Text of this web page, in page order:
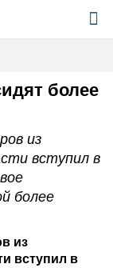
более
из
вступил в
более
из
вступил в